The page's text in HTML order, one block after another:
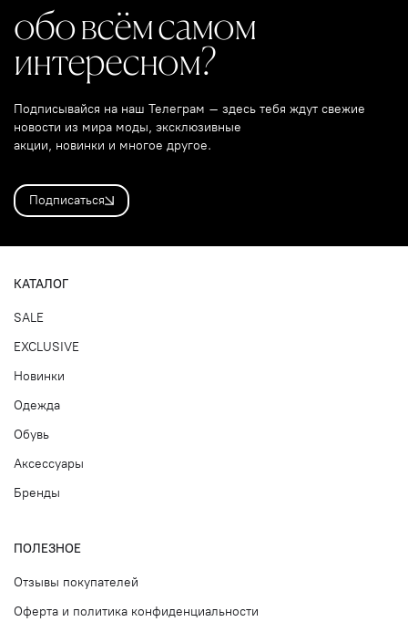
обо всём самом
интересном?
Подписывайся на наш Телеграм – здесь тебя ждут свежие
новости из мира моды, эксклюзивные
акции, новинки и многое другое.
Подписаться
КАТАЛОГ
SALE
EXCLUSIVE
Новинки
Одежда
Обувь
Аксессуары
Бренды
ПОЛЕЗНОЕ
Отзывы покупателей
Оферта и политика конфиденциальности